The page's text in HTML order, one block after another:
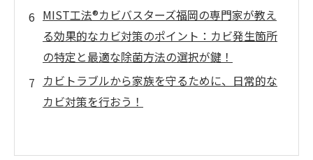
MIST工法®カビバスターズ福岡の専門家が教え
る効果的なカビ対策のポイント：カビ発生箇所
の特定と最適な除菌方法の選択が鍵！
カビトラブルから家族を守るために、日常的な
カビ対策を行おう！